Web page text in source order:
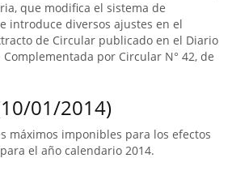
que modifica el sistema de
introduce diversos ajustes en el
de Circular publicado en el Diario
Complementada por Circular N° 42, de
01/2014)
máximos imponibles para los efectos
el año calendario 2014.